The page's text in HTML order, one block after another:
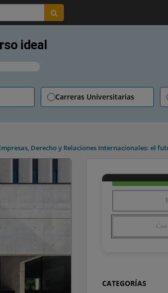
ideal
Carreras Universitarias
Derecho y Relaciones Internacionales: el
CATEGORÍAS